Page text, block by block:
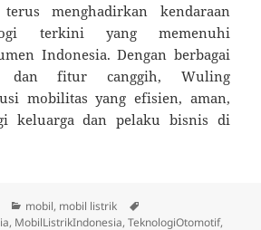
menghadirkan kendaraan
terkini yang memenuhi
Indonesia. Dengan berbagai
dan fitur canggih, Wuling
mobilitas yang efisien, aman,
keluarga dan pelaku bisnis di
Kategori
mobil, mobil listrik
, MobilListrikIndonesia,TeknologiOtomotif,